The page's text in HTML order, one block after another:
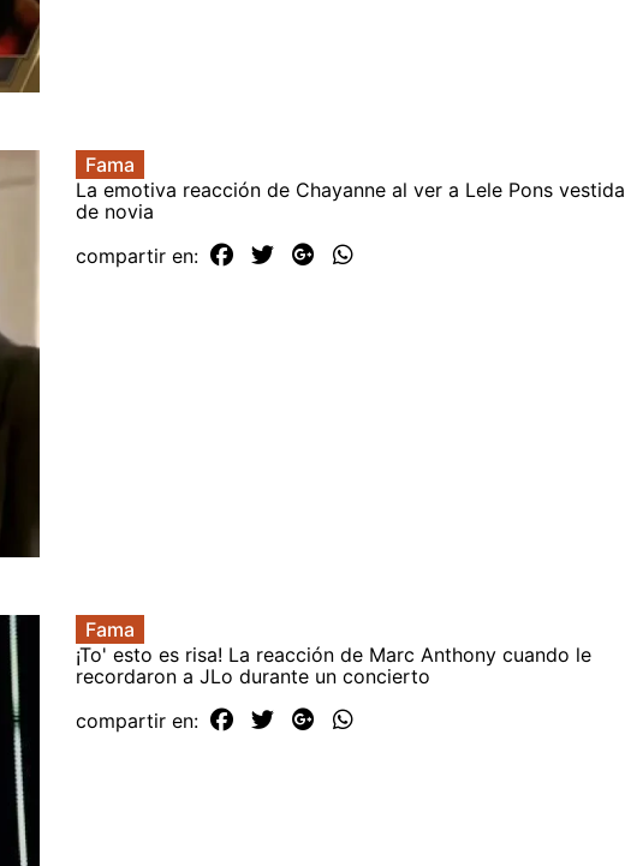
Fama
La emotiva reacción de Chayanne al ver a Lele Pons vestida
de novia
compartir en:
Fama
¡To' esto es risa! La reacción de Marc Anthony cuando le
recordaron a JLo durante un concierto
compartir en: